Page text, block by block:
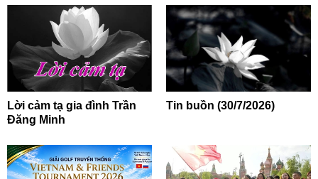
Lời cảm tạ gia đình Trần
Đăng Minh
Tin buồn (30/7/2026)